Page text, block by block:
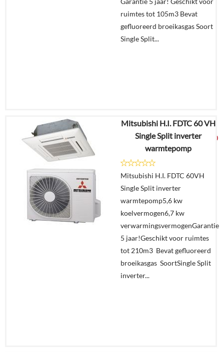
ruimtes tot 105m3 Bevat
gefluoreerd broeikasgas Soort
Single Split...
€3.892,57
€2.049,00
aanvragen?
winkelmand
Mitsubishi H.I. FDTC 60 VH
Single Split inverter
warmtepomp
Mitsubishi H.I. FDTC 60VH
Single Split inverter
warmtepomp5,6 kw
koelvermogen6,7 kw
verwarmingsvermogenGarantie
5 jaar!Geschikt voor ruimtes
tot 210m3 Bevat gefluoreerd
broeikasgas SoortSingle Split
inverter...